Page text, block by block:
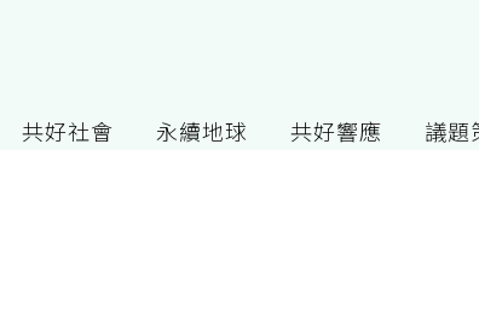
共好社會 永續地球 共好響應 議題